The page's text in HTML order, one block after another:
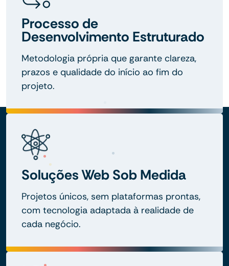
Processo de
Desenvolvimento Estruturado
Metodologia própria que garante clareza,
prazos e qualidade do início ao fim do
projeto.
Soluções Web Sob Medida
Projetos únicos, sem plataformas prontas,
com tecnologia adaptada à realidade de
cada negócio.